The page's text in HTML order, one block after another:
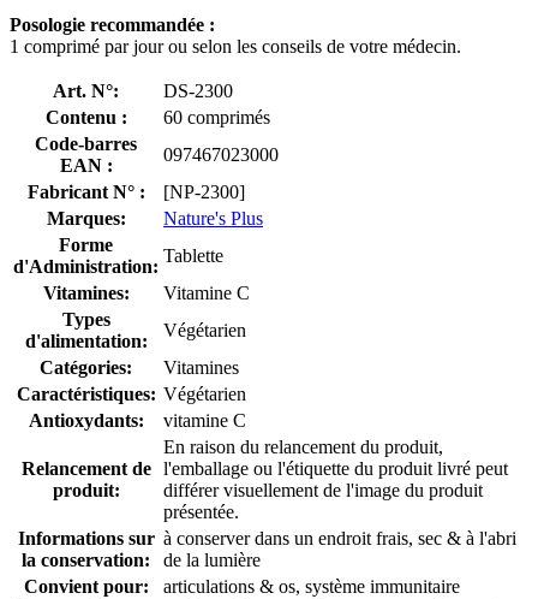
Posologie recommandée :
1 comprimé par jour ou selon les conseils de votre médecin.
Art. N°:
DS-2300
Contenu :
60 comprimés
Code-barres
EAN :
097467023000
Fabricant N° :
[NP-2300]
Marques:
Nature's Plus
Forme
d'Administration:
Tablette
Vitamines:
Vitamine C
Types
d'alimentation:
Végétarien
Catégories:
Vitamines
Caractéristiques: Végétarien
Antioxydants:
vitamine C
Relancement de
produit:
En raison du relancement du produit,
l'emballage ou l'étiquette du produit livré peut
différer visuellement de l'image du produit
présentée.
Informations sur
la conservation:
à conserver dans un endroit frais, sec & à l'abri
de la lumière
Convient pour:
articulations & os, système immunitaire